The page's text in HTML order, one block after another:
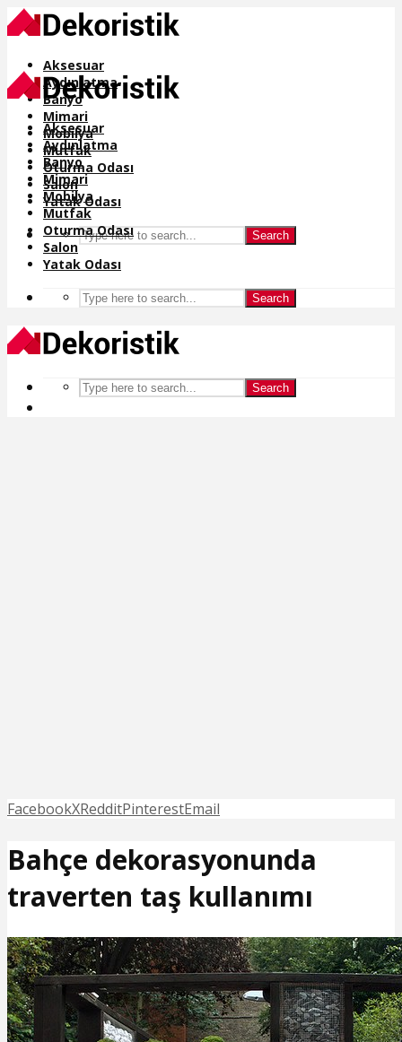
Aksesuar
Aydınlatma
Banyo
Mimari
Mobilya
Mutfak
Oturma Odası
Salon
Yatak Odası
Search
Aksesuar
Aydınlatma
Banyo
Mimari
Mobilya
Mutfak
Oturma Odası
Salon
Yatak Odası
Search
Search
FacebookXRedditPinterestEmail
Bahçe dekorasyonunda
traverten taş kullanımı